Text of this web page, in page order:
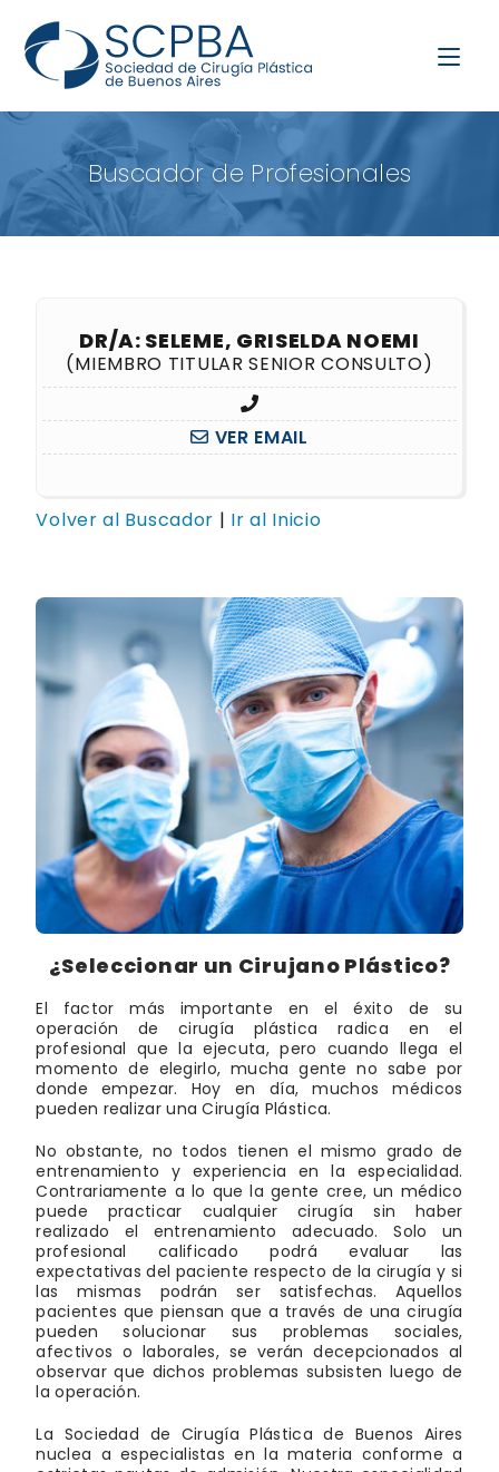
Buscador de Profesionales
DR/A: SELEME, GRISELDA NOEMI
(MIEMBRO TITULAR SENIOR CONSULTO)
VER EMAIL
Volver al Buscador | Ir al Inicio
¿Seleccionar un Cirujano Plástico?
El factor más importante en el éxito de su
operación de cirugía plástica radica en el
profesional que la ejecuta, pero cuando llega el
momento de elegirlo, mucha gente no sabe por
donde empezar. Hoy en día, muchos médicos
pueden realizar una Cirugía Plástica.
No obstante, no todos tienen el mismo grado de
entrenamiento y experiencia en la especialidad.
Contrariamente a lo que la gente cree, un médico
puede practicar cualquier cirugía sin haber
realizado el entrenamiento adecuado. Solo un
profesional calificado podrá evaluar las
expectativas del paciente respecto de la cirugía y si
las mismas podrán ser satisfechas. Aquellos
pacientes que piensan que a través de una cirugía
pueden solucionar sus problemas sociales,
afectivos o laborales, se verán decepcionados al
observar que dichos problemas subsisten luego de
la operación.
La Sociedad de Cirugía Plástica de Buenos Aires
nuclea a especialistas en la materia conforme a